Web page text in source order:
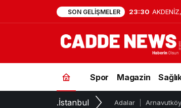
SON GELIŞMELER 23:30
Zeytinburnu
Haberleri
Spor Magazin
.İstanbul Adalar Arnavutköy